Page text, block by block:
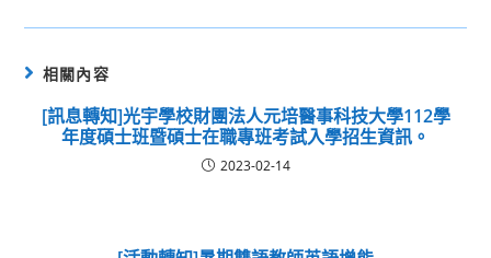
相關內容
[訊息轉知]光宇學校財團法人元培醫事科技大學112學
年度碩士班暨碩士在職專班考試入學招生資訊。
2023-02-14